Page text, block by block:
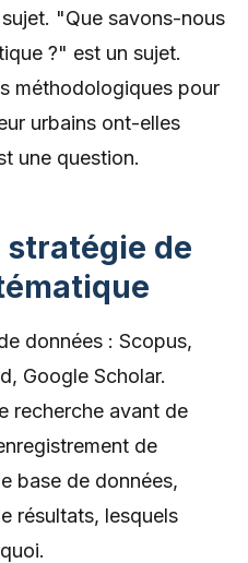
"Que savons-nous
?" est un sujet.
méthodologiques pour
urbains ont-elles
une question.
stratégie de
données : Scopus,
Google Scholar.
recherche avant de
de
base de données,
résultats, lesquels